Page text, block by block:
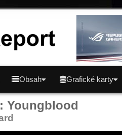
Obsah Grafické karty
Youngblood